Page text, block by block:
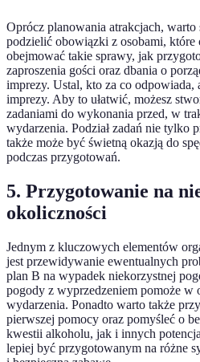
Oprócz planowania atrakcjach, warto
podzielić obowiązki z osobami,
obejmować takie sprawy, jak
zaproszenia gości oraz dbania o
imprezy. Ustal, kto za co odpowiada,
imprezy. Aby to ułatwić, możesz
zadaniami do wykonania przed, w
wydarzenia. Podział zadań nie tylko
także może być świetną okazją do
podczas przygotowań.
5. Przygotowanie na
okoliczności
Jednym z kluczowych elementów
jest przewidywanie ewentualnych
plan B na wypadek niekorzystnej
pogody z wyprzedzeniem pomoże w
wydarzenia. Ponadto warto także
pierwszej pomocy oraz pomyśleć o
kwestii alkoholu, jak i innych
lepiej być przygotowanym na różne